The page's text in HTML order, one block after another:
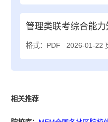
管理类联考综合能
格式：PDF 2026-01-22
相关推荐